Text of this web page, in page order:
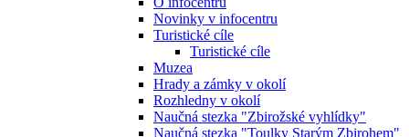
Novinky v infocentru
Turistické cíle
Turistické cíle
Muzea
Hrady a zámky v okolí
Rozhledny v okolí
Naučná stezka "Zbirožské vyhlídky"
Naučná stezka "Toulky Starým Zbirohem"